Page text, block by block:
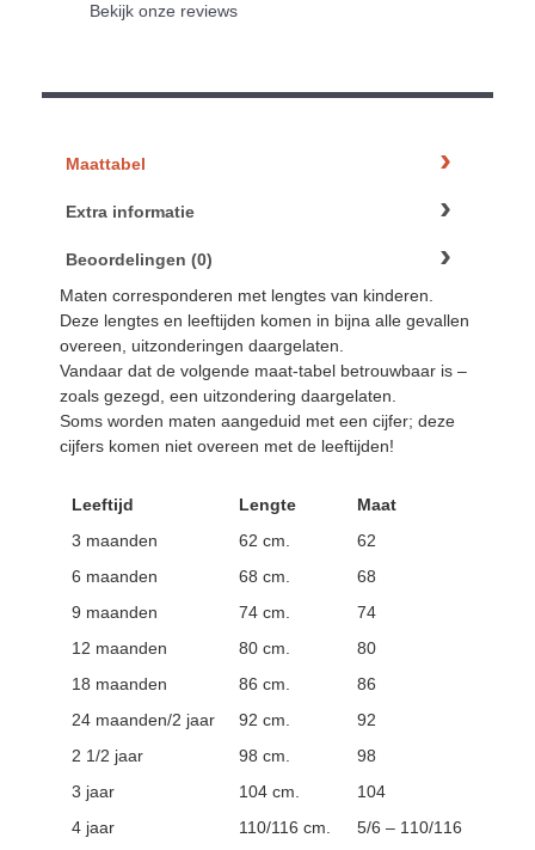
Bekijk onze reviews
Maattabel
Extra informatie
Beoordelingen (0)
Maten corresponderen met lengtes van kinderen.
Deze lengtes en leeftijden komen in bijna alle gevallen
overeen, uitzonderingen daargelaten.
Vandaar dat de volgende maat-tabel betrouwbaar is –
zoals gezegd, een uitzondering daargelaten.
Soms worden maten aangeduid met een cijfer; deze
cijfers komen niet overeen met de leeftijden!
Leeftijd Lengte
Maat
3 maanden
62 cm.
62
6 maanden
68 cm.
68
9 maanden
74 cm.
74
12 maanden
80 cm.
80
18 maanden
86 cm.
86
24 maanden/2 jaar
92 cm.
92
2 1/2 jaar
98 cm.
98
3 jaar
104 cm.
104
4 jaar
110/116 cm. 5/6 – 110/116